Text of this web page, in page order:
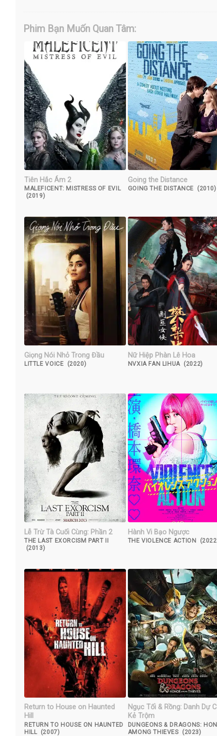
Phim Bạn Muốn Quan Tâm:
Tiên Hắc Ám 2
MALEFICENT: MISTRESS OF EVIL
(2019)
Going the Distance
GOING THE DISTANCE (2010)
Giọng Nói Nhỏ Trong Đầu
LITTLE VOICE (2020)
Nữ Hiệp Phàn Lê Hoa
NVXIA FAN LIHUA (2022)
Lễ Trừ Tà Cuối Cùng: Phần 2
THE LAST EXORCISM PART II
(2013)
Hành Vi Bạo Ngược
THE VIOLENCE ACTION
Return to House on Haunted
Hill
RETURN TO HOUSE ON HAUNTED
HILL (2007)
Ngục Tối & Rồng: Danh Dự
Kẻ Trộm
DUNGEONS & DRAGONS:
AMONG THIEVES (2023)